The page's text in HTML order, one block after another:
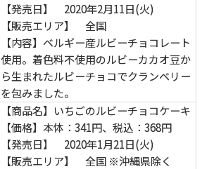
【発売日】 2020年2月11日(火)
【販売エリア】 全国
【内容】ベルギー産ルビーチョコレート
使用。着色料不使用のルビーカカオ豆か
ら生まれたルビーチョコでクランベリー
を包みました。
【商品名】いちごのルビーチョコケーキ
【価格】本体：341円、税込：368円
【発売日】 2020年1月21日(火)
【販売エリア】 全国 ※沖縄県除く